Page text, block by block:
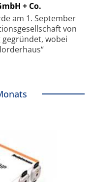
+ Co.
am 1. September
von
gegründet, wobei